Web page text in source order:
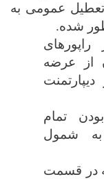
عمومی به
شده.
از عرضه
دیپارتمنت
تمام
شمول
در قسمت